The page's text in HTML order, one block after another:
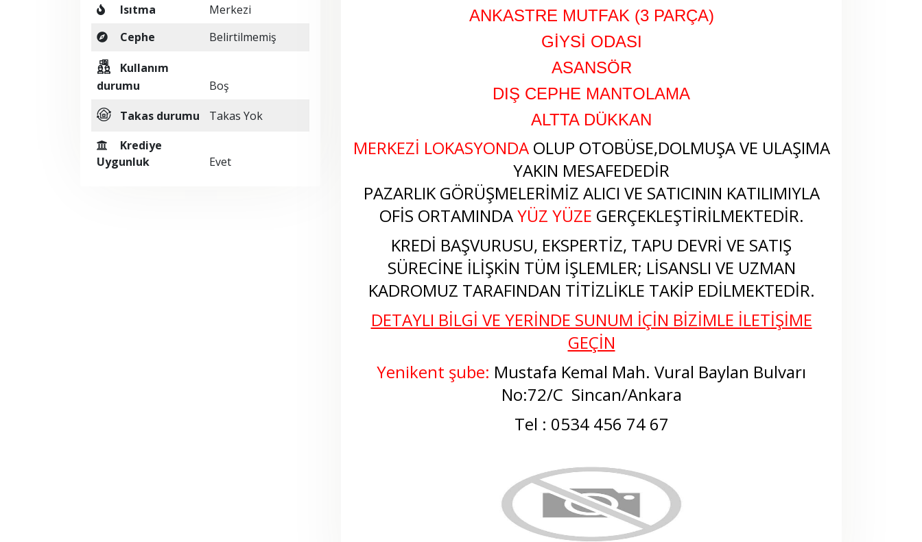
Isıtma
Merkezi
Cephe
Belirtilmemiş
Kullanım
durumu
Boş
Takas durumu
Takas Yok
Krediye
Uygunluk
Evet
ANKASTRE MUTFAK (3 PARÇA)
GİYSİ ODASI
ASANSÖR
DIŞ CEPHE MANTOLAMA
ALTTA DÜKKAN
MERKEZİ LOKASYONDAOLUP OTOBÜSE,DOLMUŞA VE ULAŞIMA
YAKIN MESAFEDEDİR
PAZARLIK GÖRÜŞMELERİMİZ ALICI VE SATICININ KATILIMIYLA
OFİS ORTAMINDAYÜZ YÜZE GERÇEKLEŞTİRİLMEKTEDİR.
KREDİ BAŞVURUSU, EKSPERTİZ, TAPU DEVRİ VE SATIŞ
SÜRECİNE İLİŞKİN TÜM İŞLEMLER; LİSANSLI VE UZMAN
KADROMUZ TARAFINDAN TİTİZLİKLE TAKİP EDİLMEKTEDİR.
DETAYLI BİLGİ VE YERİNDE SUNUM İÇİN BİZİMLE İLETİŞİME
GEÇİN
Yenikent şube: Mustafa Kemal Mah. Vural Baylan Bulvarı
No:72/C Sincan/Ankara
Tel : 0534 456 74 67